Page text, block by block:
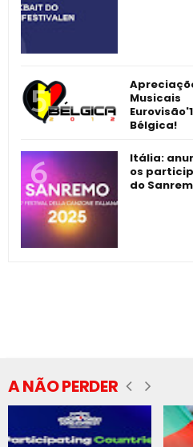
Musicais
Bélgica!
Itália:
os
do
A NÃO PERDER